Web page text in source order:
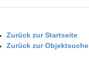
Zurück zur Startseite
Zurück zur Objektsuche